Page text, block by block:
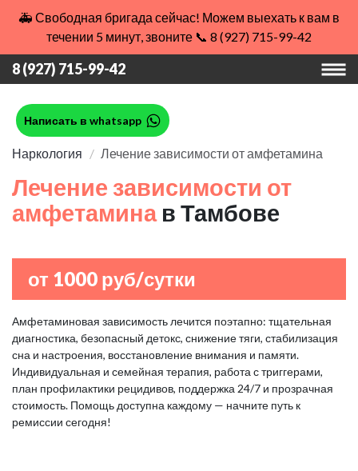
🚑 Свободная бригада сейчас! Можем выехать к вам в
течении 5 минут, звоните 📞 8 (927) 715-99-42
8 (927) 715-99-42
Написать в whatsapp
Наркология Лечение зависимости от амфетамина
Лечение зависимости от
амфетамина в Тамбове
от 1000 руб/сутки
Амфетаминовая зависимость лечится поэтапно: тщательная
диагностика, безопасный детокс, снижение тяги, стабилизация
сна и настроения, восстановление внимания и памяти.
Индивидуальная и семейная терапия, работа с триггерами,
план профилактики рецидивов, поддержка 24/7 и прозрачная
стоимость. Помощь доступна каждому — начните путь к
ремиссии сегодня!